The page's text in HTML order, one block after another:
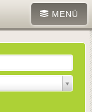
MENÜ